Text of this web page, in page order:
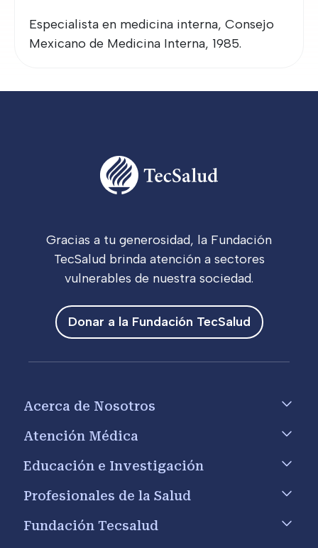
Especialista en medicina interna, Consejo
Mexicano de Medicina Interna, 1985.
Gracias a tu generosidad, la Fundación
TecSalud brinda atención a sectores
vulnerables de nuestra sociedad.
Donar a la Fundación TecSalud
Acerca de Nosotros
Atención Médica
Educación e Investigación
Profesionales de la Salud
Fundación Tecsalud